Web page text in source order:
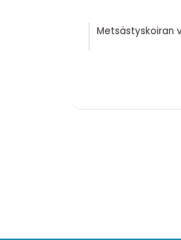
Metsästyskoiran